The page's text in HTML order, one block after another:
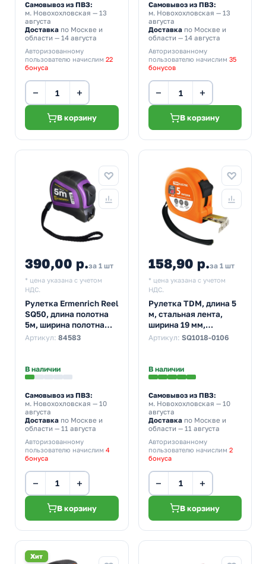
Самовывоз из ПВЗ:
м. Новохохловская — 13
августа
Доставка по Москве и
области — 14 августа
Авторизованному
пользователю начислим 22
бонуса
− +
В корзину
Самовывоз из ПВЗ:
м. Новохохловская — 13
августа
Доставкапо Москве и
области — 14 августа
Авторизованному
пользователю начислим 35
бонусов
− +
В корзину
390,00 р.за 1 шт
* цена указана с учетом
НДС.
Рулетка Ermenrich Reel
SQ50, длина полотна
5м, ширина полотна
19мм, фиолетовый
Артикул: 84583
В наличии
Самовывоз из ПВЗ:
м. Новохохловская — 10
августа
Доставка по Москве и
области — 11 августа
Авторизованному
пользователю начислим 4
бонуса
− +
В корзину
158,90 р.за 1 шт
* цена указана с учетом
НДС.
Рулетка TDM, длина 5
м, стальная лента,
ширина 19 мм,
прорезиненное
Артикул: SQ1018-0106
В наличии
Самовывоз из ПВЗ:
м. Новохохловская — 10
августа
Доставкапо Москве и
области — 11 августа
Авторизованному
пользователю начислим 2
бонуса
− +
В корзину
Хит